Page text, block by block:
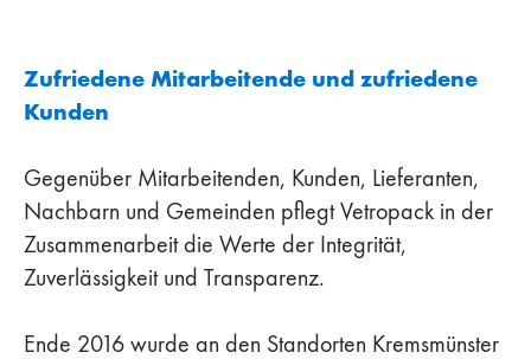
Zufriedene Mitarbeitende und zufriedene
Kunden
Gegenüber Mitarbeitenden, Kunden, Lieferanten,
Nachbarn und Gemeinden pflegt Vetropack in der
Zusammenarbeit die Werte der Integrität,
Zuverlässigkeit und Transparenz.
Ende 2016 wurde an den Standorten Kremsmünster